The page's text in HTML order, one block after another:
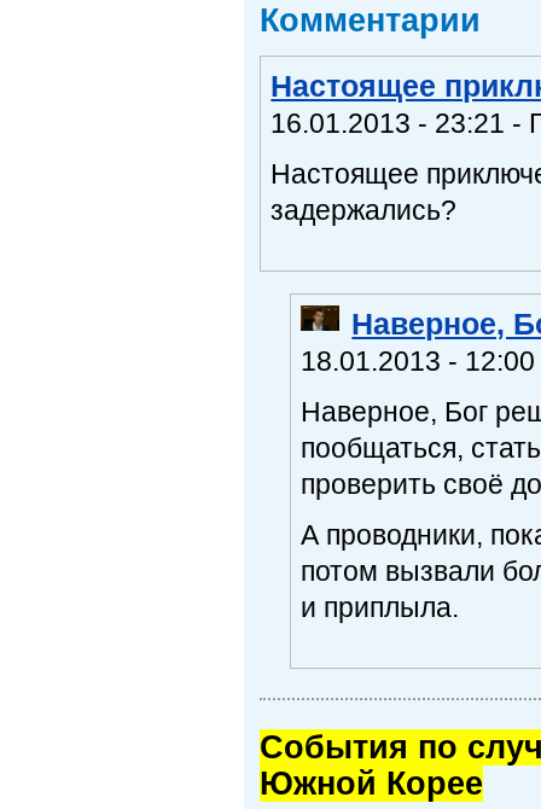
Комментарии
Настоящее
16.01.2013 - 23:21 -
Настоящее
задержались?
Наверное,
18.01.2013 -
Наверное, Бог
пообщаться,
проверить своё
А проводники,
потом вызвали
и приплыла.
Cобытия по
Южной Корее